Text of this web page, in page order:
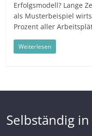
Erfolgsmodell? Lange
als Musterbeispiel
Prozent aller
Weiterlesen
Selbständig